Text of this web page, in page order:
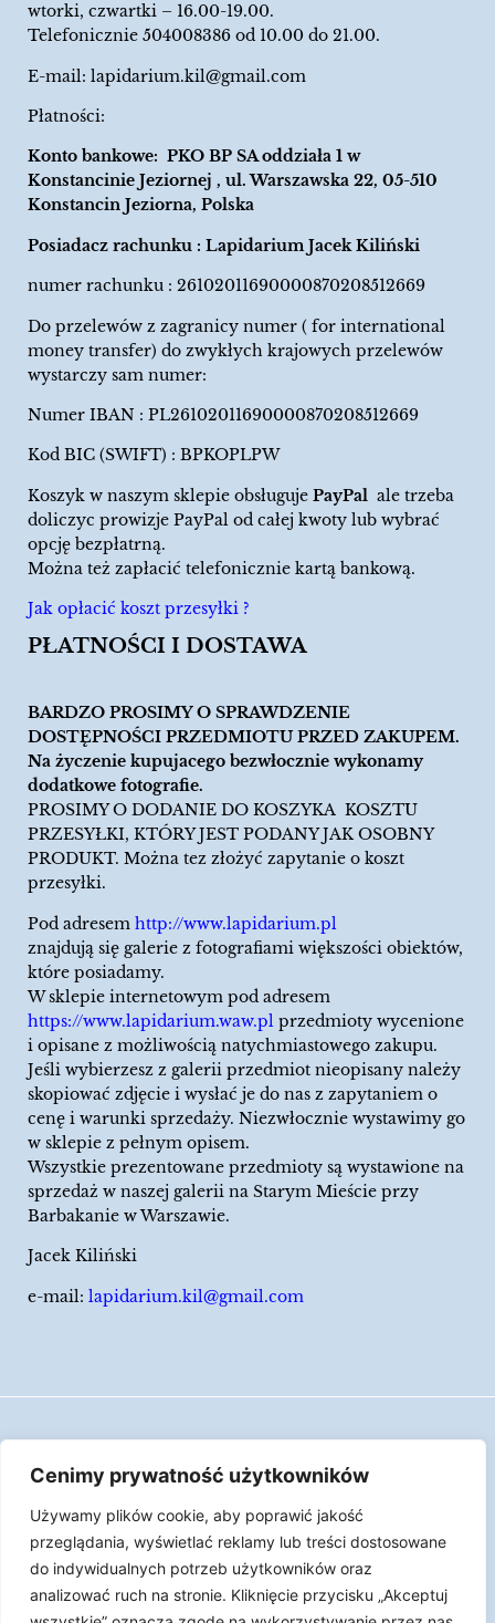
Cenimy prywatność użytkowników
Używamy plików cookie, aby poprawić jakość
przeglądania, wyświetlać reklamy lub treści dostosowane
do indywidualnych potrzeb użytkowników oraz
analizować ruch na stronie. Kliknięcie przycisku „Akceptuj
wtorki, czwartki – 16.00-19.00.
Telefonicznie 504008386 od 10.00 do 21.00.
E-mail: lapidarium.kil@gmail.com
Płatności:
Konto bankowe: PKO BP SA oddziała 1 w
Konstancinie Jeziornej , ul. Warszawska 22, 05-510
Konstancin Jeziorna, Polska
Posiadacz rachunku : Lapidarium Jacek Kiliński
numer rachunku : 26102011690000870208512669
Do przelewów z zagranicy numer ( for international
money transfer) do zwykłych krajowych przelewów
wystarczy sam numer:
Numer IBAN : PL26102011690000870208512669
Kod BIC (SWIFT) : BPKOPLPW
Koszyk w naszym sklepie obsługuje PayPal ale trzeba
doliczyc prowizje PayPal od całej kwoty lub wybrać
opcję bezpłatrną.
Można też zapłacić telefonicznie kartą bankową.
Jak opłacić koszt przesyłki ?
PŁATNOŚCI I DOSTAWA
BARDZO PROSIMY O SPRAWDZENIE
DOSTĘPNOŚCI PRZEDMIOTU PRZED ZAKUPEM.
Na życzenie kupujacego bezwłocznie wykonamy
dodatkowe fotografie.
PROSIMY O DODANIE DO KOSZYKA KOSZTU
PRZESYŁKI, KTÓRY JEST PODANY JAK OSOBNY
PRODUKT. Można tez złożyć zapytanie o koszt
przesyłki.
Pod adresem http://www.lapidarium.pl
znajdują się galerie z fotografiami większości obiektów,
które posiadamy.
W sklepie internetowym pod adresem
https://www.lapidarium.waw.pl przedmioty wycenione
i opisane z możliwością natychmiastowego zakupu.
Jeśli wybierzesz z galerii przedmiot nieopisany należy
skopiować zdjęcie i wysłać je do nas z zapytaniem o
cenę i warunki sprzedaży. Niezwłocznie wystawimy go
w sklepie z pełnym opisem.
Wszystkie prezentowane przedmioty są wystawione na
sprzedaż w naszej galerii na Starym Mieście przy
Barbakanie w Warszawie.
Jacek Kiliński
e-mail: lapidarium.kil@gmail.com
Polityka Cookies
LAPIDARIUM Jacka Kilińskiego | Człowiek jest
epizodem w życiu przedmiotów.
Made with ♥︎ by Skydoo